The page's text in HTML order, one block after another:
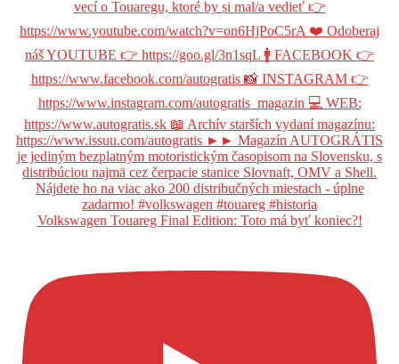
Volkswagen Touareg Final Edition: Toto má byť koniec?!